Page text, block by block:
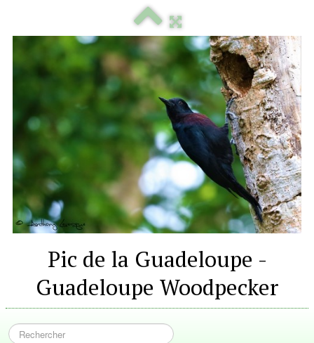
Pic de la Guadeloupe -
Guadeloupe Woodpecker